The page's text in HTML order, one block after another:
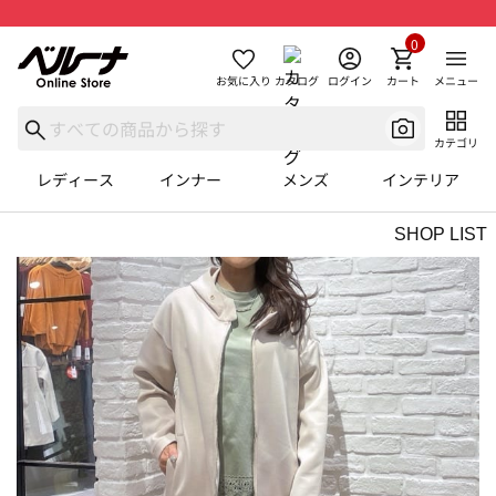
お気に入り カタログ ログイン カート
0
メニュー
カテゴリ
レディース インナー メンズ インテリア
SHOP LIST